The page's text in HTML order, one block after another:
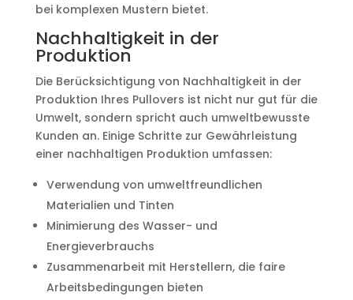
bei komplexen Mustern bietet.
Nachhaltigkeit in der
Produktion
Die Berücksichtigung von Nachhaltigkeit in der
Produktion Ihres Pullovers ist nicht nur gut für die
Umwelt, sondern spricht auch umweltbewusste
Kunden an. Einige Schritte zur Gewährleistung
einer nachhaltigen Produktion umfassen:
Verwendung von umweltfreundlichen
Materialien und Tinten
Minimierung des Wasser- und
Energieverbrauchs
Zusammenarbeit mit Herstellern, die faire
Arbeitsbedingungen bieten